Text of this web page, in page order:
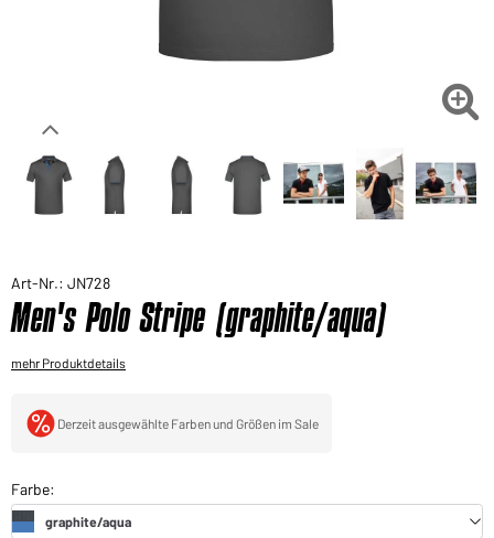
Sie möchten gerne für Ihren privaten Bedarf

Art-Nr.: JN728
Men's Polo Stripe (graphite/aqua)
mehr Produktdetails
Derzeit ausgewählte Farben und Größen im Sale